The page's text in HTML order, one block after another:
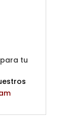
tu